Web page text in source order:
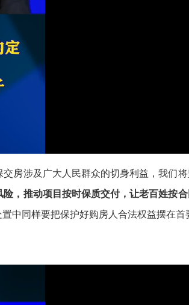
涉及广大人民群众的切身利益，我们
，推动项目按时保质交付，让老百姓按
中同样要把保护好购房人合法权益摆在首